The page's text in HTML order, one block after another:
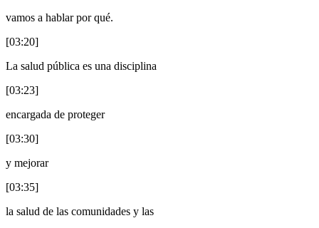
vamos a hablar por qué.
[03:20]
La salud pública es una disciplina
[03:23]
encargada de proteger
[03:30]
y mejorar
[03:35]
la salud de las comunidades y las